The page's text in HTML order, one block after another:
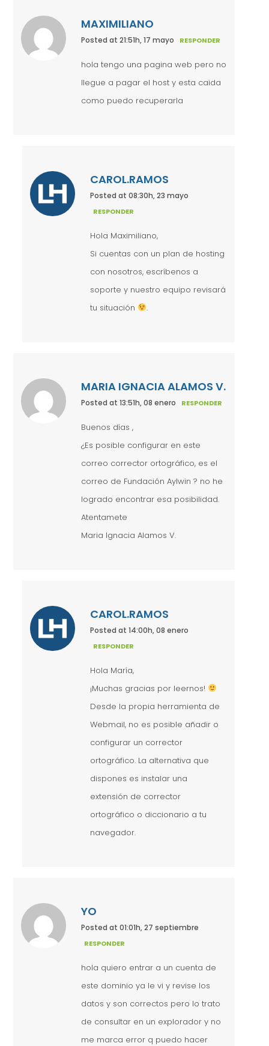
MAXIMILIANO
Posted at 21:51h, 17 mayo RESPONDER
hola tengo una pagina web pero no
llegue a pagar el host y esta caida
como puedo recuperarla
CAROL.RAMOS
Posted at 08:30h, 23 mayo
RESPONDER
Hola Maximiliano,
Si cuentas con un plan de hosting
con nosotros, escríbenos a
soporte y nuestro equipo revisará
tu situación
.
MARIA IGNACIA ALAMOS V.
Posted at 13:51h, 08 enero RESPONDER
Buenos días ,
¿Es posible configurar en este
correo corrector ortográfico, es el
correo de Fundación Aylwin ? no he
logrado encontrar esa posibilidad.
Atentamete
Maria Ignacia Alamos V.
CAROL.RAMOS
Posted at 14:00h, 08 enero
RESPONDER
Hola María,
¡Muchas gracias por leernos!
Desde la propia herramienta de
Webmail, no es posible añadir o
configurar un corrector
ortográfico. La alternativa que
dispones es instalar una
extensión de corrector
ortográfico o diccionario a tu
navegador.
YO
Posted at 01:01h, 27 septiembre
RESPONDER
hola quiero entrar a un cuenta de
este dominio ya le vi y revise los
datos y son correctos pero lo trato
de consultar en un explorador y no
me marca error q puedo hacer